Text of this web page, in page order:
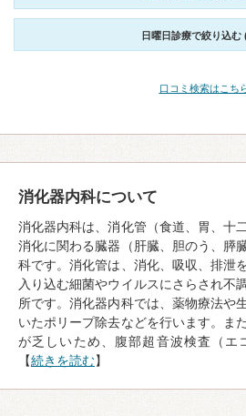
日曜日診療で絞り込む
口コミ検索はこち
消化器内科について
消化器内科は、消化管（食道、胃、十
消化に関わる臓器（肝臓、胆のう、膵
科です。消化管は、消化、吸収、排泄
入り込む細菌やウイルスにさらされ不
所です。消化器内科では、薬物療法や
いたポリープ除去などを行います。ま
が乏しいため、腹部超音波検査（エ
【続きを読む】